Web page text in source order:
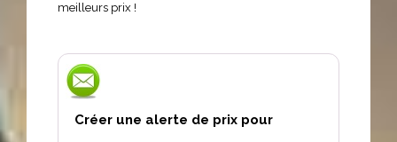
meilleurs prix !
Créer une alerte de prix pour